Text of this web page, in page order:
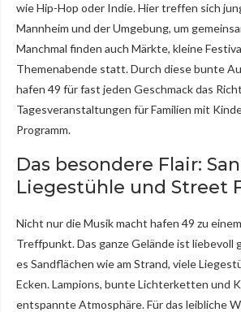
wie Hip-Hop oder Indie. Hier treffen sich
Mannheim und der Umgebung, um
Manchmal finden auch Märkte, kleine
Themenabende statt. Durch diese bunte
hafen 49 für fast jeden Geschmack das
Tagesveranstaltungen für Familien mit
Programm.
Das besondere Flair:
Liegestühle und Street
Nicht nur die Musik macht hafen 49 zu
Treffpunkt. Das ganze Gelände ist liebevoll
es Sandflächen wie am Strand, viele
Ecken. Lampions, bunte Lichterketten und
entspannte Atmosphäre. Für das leibliche